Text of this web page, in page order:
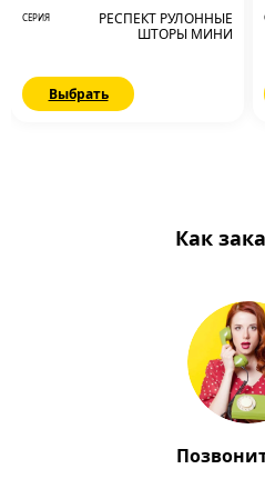
СЕРИЯ
РЕСПЕКТ РУЛОННЫЕ
ШТОРЫ МИНИ
Выбрать
Как